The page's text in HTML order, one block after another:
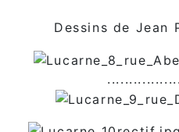
Dessins de Jean